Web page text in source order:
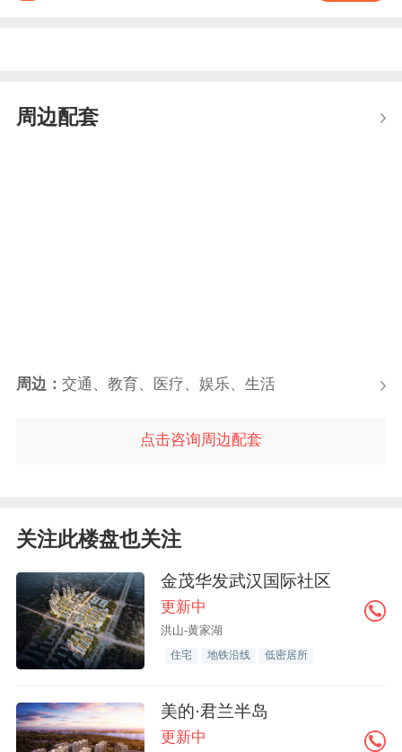
周边配套
周边： 交通、教育、医疗、娱乐、生活
点击咨询周边配套
关注此楼盘也关注
金茂华发武汉国际社区
更新中
洪山-黄家湖
住宅 地铁沿线 低密居所
美的·君兰半岛
更新中